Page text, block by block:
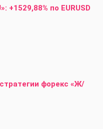
+1529,88% по EURUSD
форекс «Ж/